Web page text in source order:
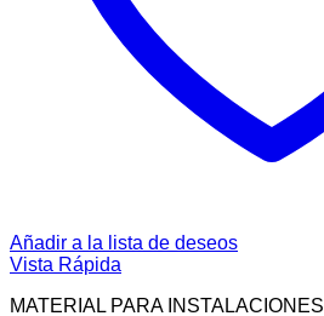
Añadir a la lista de deseos
Vista Rápida
MATERIAL PARA INSTALACIONES